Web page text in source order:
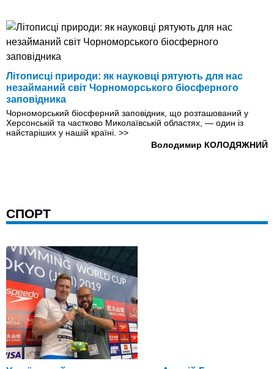
Літописці природи: як науковці рятують для нас
незайманий світ Чорноморського біосферного
заповідника
Чорноморський біосферний заповідник, що розташований у
Херсонській та частково Миколаївській областях, — один із
найстаріших у нашій країні. >>
Володимир КОЛОДЯЖНИЙ
СПОРТ